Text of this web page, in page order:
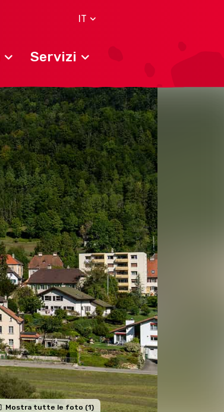
IT
Servizi
Mostra tutte le foto (1)